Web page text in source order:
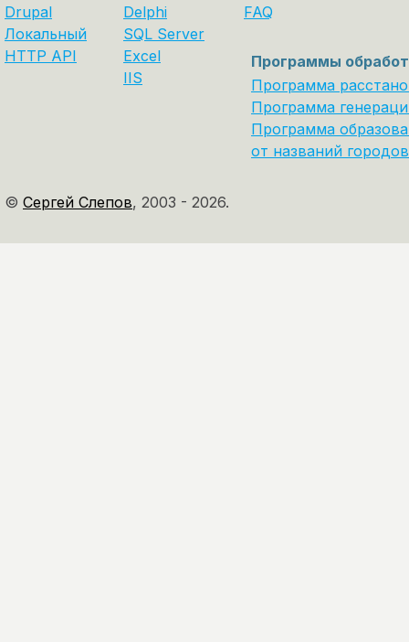
Drupal
Локальный
HTTP API
Delphi
SQL Server
Excel
IIS
FAQ
Программы
Программа
Программа
Программа
от названий
© Сергей Слепов, 2003 - 2026.